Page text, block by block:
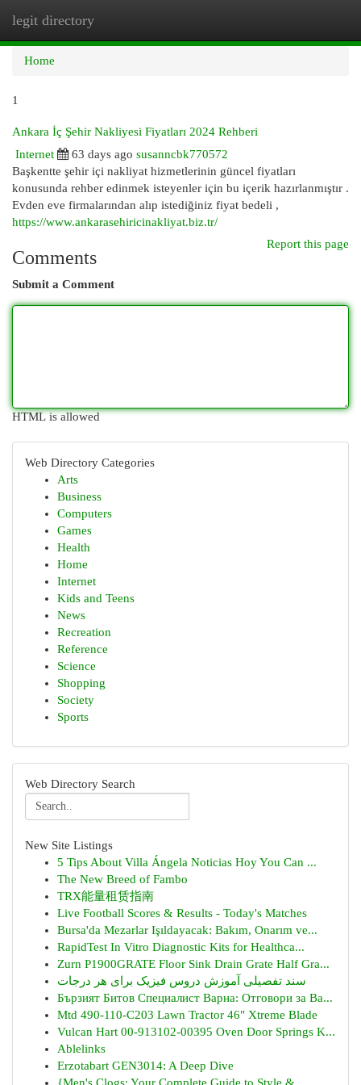
legit directory
Home
1
Ankara İç Şehir Nakliyesi Fiyatları 2024 Rehberi
Internet
63 days ago susanncbk770572
Başkentte şehir içi nakliyat hizmetlerinin güncel fiyatları
konusunda rehber edinmek isteyenler için bu içerik hazırlanmıştır .
Evden eve firmalarından alıp istediğiniz fiyat bedeli ,
https://www.ankarasehiricinakliyat.biz.tr/
Report this page
Comments
Submit a Comment
HTML is allowed
Web Directory Categories
Arts
Business
Computers
Games
Health
Home
Internet
Kids and Teens
News
Recreation
Reference
Science
Shopping
Society
Sports
Web Directory Search
New Site Listings
5 Tips About Villa Ángela Noticias Hoy You Can ...
The New Breed of Fambo
TRX能量租赁指南
Live Football Scores & Results - Today's Matches
Bursa'da Mezarlar Işıldayacak: Bakım, Onarım ve...
RapidTest In Vitro Diagnostic Kits for Healthca...
Zurn P1900GRATE Floor Sink Drain Grate Half Gra...
سند تفصیلی آموزش دروس فیزیک برای هر درجات
Бързият Битов Специалист Варна: Отговори за Ва...
Mtd 490-110-C203 Lawn Tractor 46" Xtreme Blade
Vulcan Hart 00-913102-00395 Oven Door Springs K...
Ablelinks
Erzotabart GEN3014: A Deep Dive